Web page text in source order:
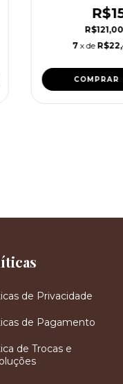
7 x de
COMPRAR
de Privacidade
de Pagamento
de Trocas e